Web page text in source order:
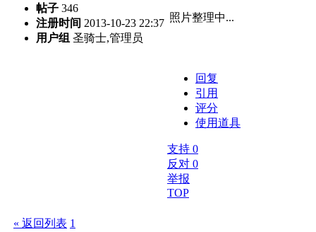
帖子 346
注册时间 2013-10-23 22:37
用户组 圣骑士,管理员
照片整理中...
回复
引用
评分
使用道具
支持 0
反对 0
举报
TOP
« 返回列表 1